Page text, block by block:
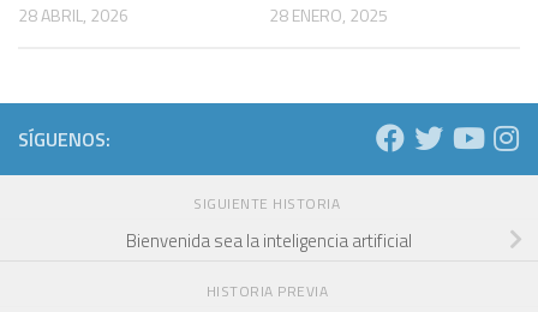
28 ABRIL, 2026 28 ENERO, 2025
SÍGUENOS:
SIGUIENTE HISTORIA
Bienvenida sea la inteligencia artificial
HISTORIA PREVIA